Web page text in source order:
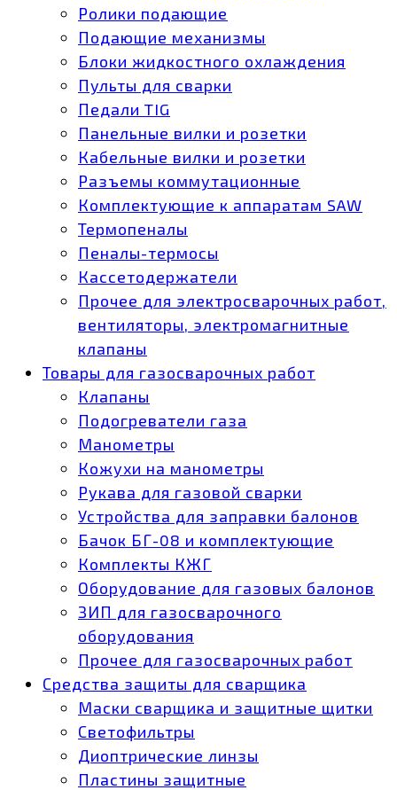
Ролики подающие
Подающие механизмы
Блоки жидкостного охлаждения
Пульты для сварки
Педали TIG
Панельные вилки и розетки
Кабельные вилки и розетки
Разъемы коммутационные
Комплектующие к аппаратам SAW
Термопеналы
Пеналы-термосы
Кассетодержатели
Прочее для электросварочных работ,
вентиляторы, электромагнитные
клапаны
Товары для газосварочных работ
Клапаны
Подогреватели газа
Манометры
Кожухи на манометры
Рукава для газовой сварки
Устройства для заправки балонов
Бачок БГ-08 и комплектующие
Комплекты КЖГ
Оборудование для газовых балонов
ЗИП для газосварочного
оборудования
Прочее для газосварочных работ
Средства защиты для сварщика
Маски сварщика и защитные щитки
Светофильтры
Диоптрические линзы
Пластины защитные